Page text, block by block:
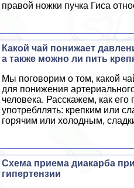
правой ножки пучка Гиса
Какой чай понижает
а также можно ли пить
Мы поговорим о том, какой
для понижения
человека. Расскажем, как его
употрeбллять: крепким или
горячим или холодным,
Схема приема диакарба
гипертензии